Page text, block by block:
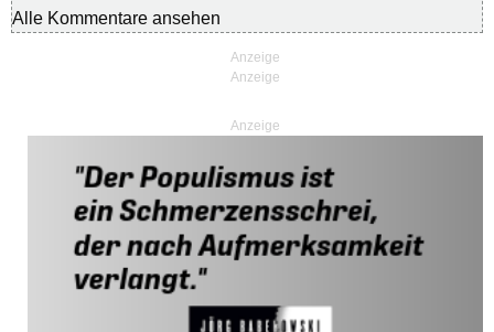
Alle Kommentare ansehen
Anzeige